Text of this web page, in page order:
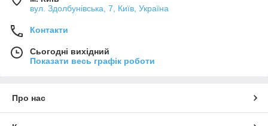
вул. Здолбунівська, 7, Київ, Україна
Контакти
Сьогодні вихідний
Показати весь графік роботи
Про нас